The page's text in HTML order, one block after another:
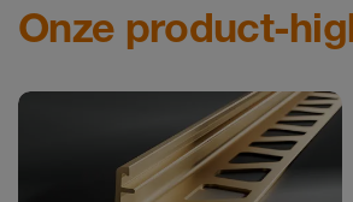
Onze product-